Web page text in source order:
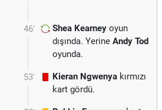
46' Shea Kearney oyun
dışında. Yerine Andy Tod
oyunda.
53' Kieran Ngwenya kırmızı
kart gördü.